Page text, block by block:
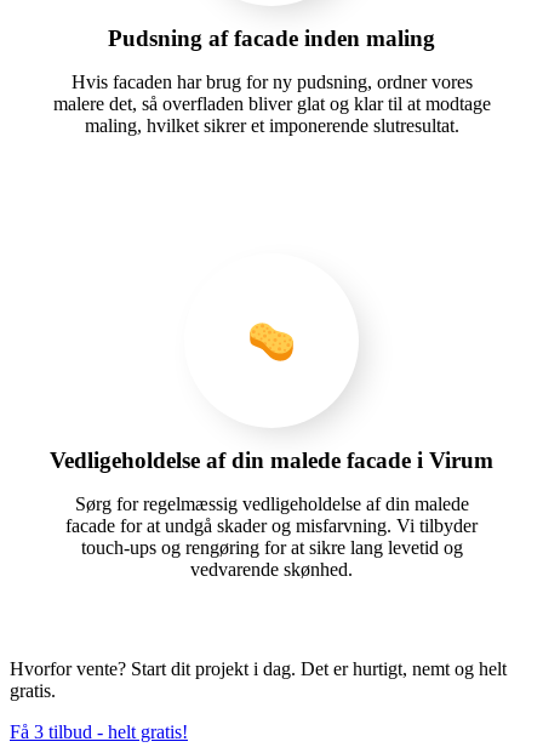
Pudsning af facade inden maling
Hvis facaden har brug for ny pudsning, ordner vores
malere det, så overfladen bliver glat og klar til at modtage
maling, hvilket sikrer et imponerende slutresultat.
Vedligeholdelse af din malede facade i Virum
Sørg for regelmæssig vedligeholdelse af din malede
facade for at undgå skader og misfarvning. Vi tilbyder
touch-ups og rengøring for at sikre lang levetid og
vedvarende skønhed.
Hvorfor vente? Start dit projekt i dag. Det er hurtigt, nemt og helt
gratis.
Få 3 tilbud - helt gratis!